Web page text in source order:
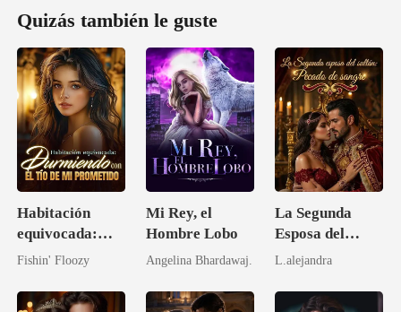
Quizás también le guste
Habitación
equivocada:
Durmiendo con
prometido
Fishin' Floozy
Mi Rey, el
Hombre Lobo
Angelina Bhardawaj.
La Segunda
Esposa del
Sultán: Pecado
L.alejandra